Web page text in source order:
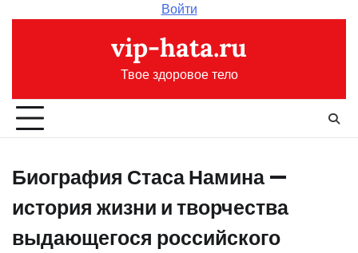
Войти
vip-hata.ru
Твое здоровое тело
Биография Стаса Намина —
история жизни и творчества
выдающегося российского